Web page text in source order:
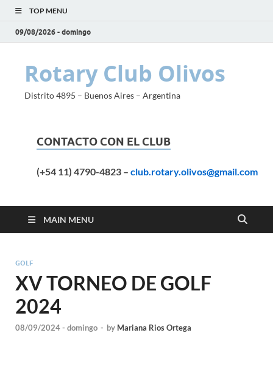
TOP MENU
09/08/2026 - domingo
Rotary Club Olivos
Distrito 4895 – Buenos Aires – Argentina
CONTACTO CON EL CLUB
(+54 11) 4790-4823 – club.rotary.olivos@gmail.com
MAIN MENU
GOLF
XV TORNEO DE GOLF
2024
08/09/2024 - domingo - by Mariana Rios Ortega